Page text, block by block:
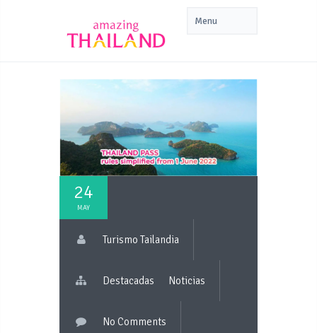
24
MAY
Turismo Tailandia
Destacadas Noticias
No Comments